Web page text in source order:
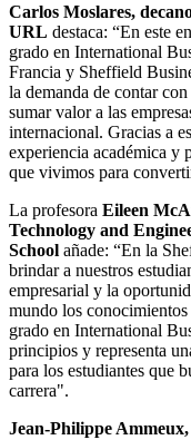
Carlos Moslares,
URL destaca: “En este
grado en International
Francia y Sheffield
la demanda de contar
sumar valor a las
internacional. Gracias a
experiencia académica y
que vivimos para
La profesora Eileen
Technology and
School añade: “En la
brindar a nuestros
empresarial y la
mundo los
grado en International
principios y representa
para los estudiantes que
carrera".
Jean-Philippe Ammeux,